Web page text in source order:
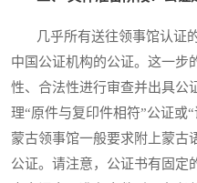
几乎所有送往领事馆认证的
中国公证机构的公证。这一步
性、合法性进行审查并出具公
理“原件与复印件相符”公证或
蒙古领事馆一般要求附上蒙古
公证。请注意，公证书有固定